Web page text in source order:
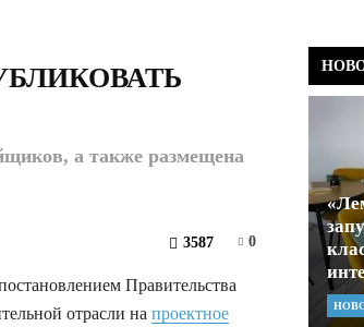
а также размещена
0
3587
Правительства
отрасли на проектное